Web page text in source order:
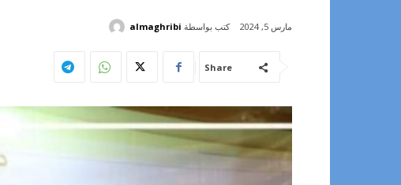
مارس 5, 2024 كتب بواسطة almaghribi
Share